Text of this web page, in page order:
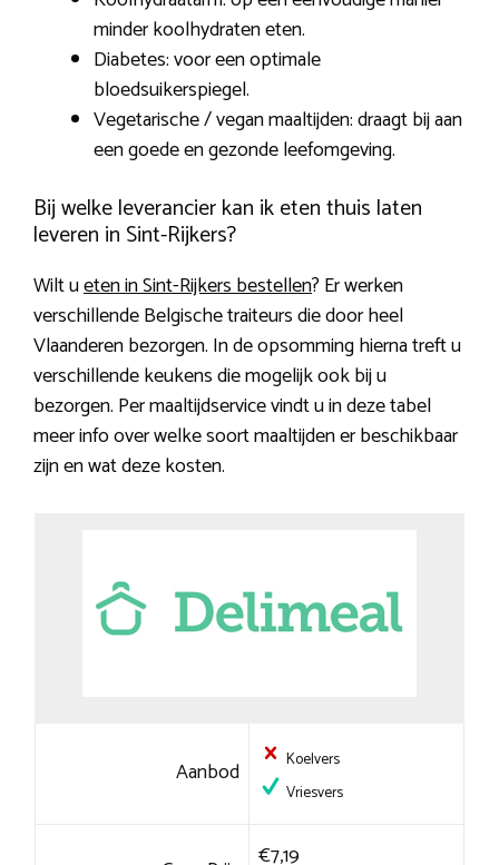
minder koolhydraten eten.
Diabetes: voor een optimale
bloedsuikerspiegel.
Vegetarische / vegan maaltijden: draagt bij aan
een goede en gezonde leefomgeving.
Bij welke leverancier kan ik eten thuis laten
leveren in Sint-Rijkers?
Wilt ueten in Sint-Rijkers bestellen? Er werken
verschillende Belgische traiteurs die door heel
Vlaanderen bezorgen. In de opsomming hierna treft u
verschillende keukens die mogelijk ook bij u
bezorgen. Per maaltijdservice vindt u in deze tabel
meer info over welke soort maaltijden er beschikbaar
zijn en wat deze kosten.
Aanbod
Koelvers
Vriesvers
€7,19